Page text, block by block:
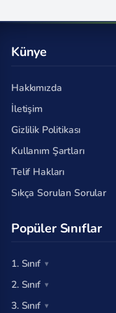
Künye
Hakkımızda
İletişim
Gizlilik Politikası
Kullanım Şartları
Telif Hakları
Sıkça Sorulan Sorular
Popüler Sınıflar
1. Sınıf
2. Sınıf
3. Sınıf